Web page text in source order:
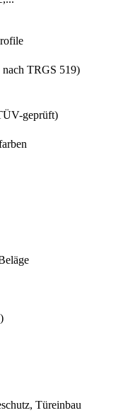
nach TRGS 519)
geprüft)
Türeinbau